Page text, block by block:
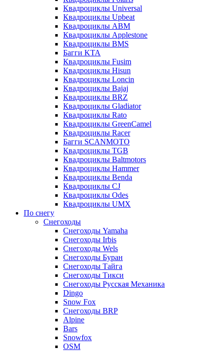
Квадроциклы Universal
Квадроциклы Upbeat
Квадроциклы ABM
Квадроциклы Applestone
Квадроциклы BMS
Багги KTA
Квадроциклы Fusim
Квадроциклы Hisun
Квадроциклы Loncin
Квадроциклы Bajaj
Квадроциклы BRZ
Квадроциклы Gladiator
Квадроциклы Rato
Квадроциклы GreenCamel
Квадроциклы Racer
Багги SCANMOTO
Квадроциклы TGB
Квадроциклы Baltmotors
Квадроциклы Hammer
Квадроциклы Benda
Квадроциклы CJ
Квадроциклы Odes
Квадроциклы UMX
По снегу
Снегоходы
Снегоходы Yamaha
Снегоходы Irbis
Снегоходы Wels
Снегоходы Буран
Снегоходы Тайга
Снегоходы Тикси
Снегоходы Русская Механика
Dingo
Snow Fox
Снегоходы BRP
Alpine
Bars
Snowfox
OSM